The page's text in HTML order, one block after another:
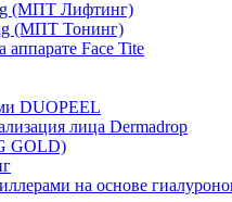
(МПТ Лифтинг)
(МПТ Тонинг)
Face Tite
DUOPEEL
лица Dermadrop
GOLD)
на основе